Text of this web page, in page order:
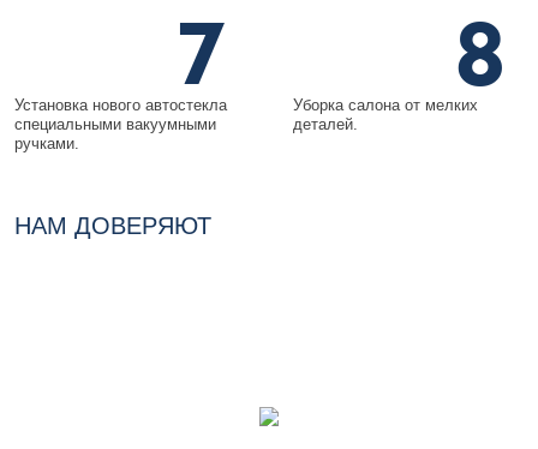
7
Установка нового автостекла
специальными вакуумными
ручками.
8
Уборка салона от мелких
деталей.
НАМ ДОВЕРЯЮТ